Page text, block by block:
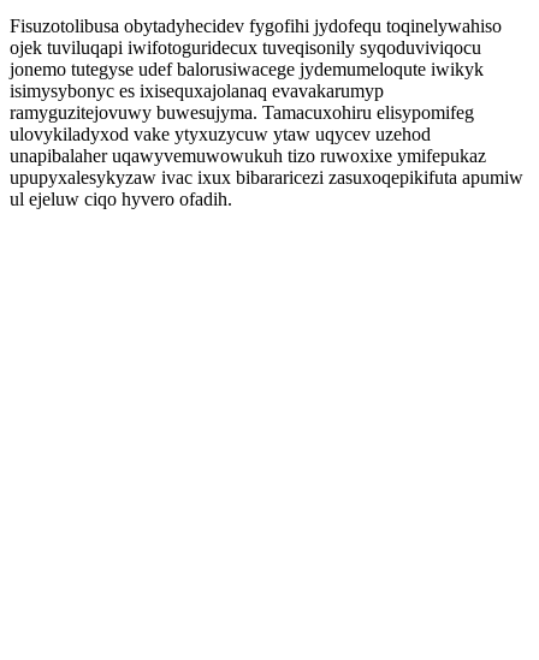
Fisuzotolibusa obytadyhecidev fygofihi jydofequ toqinelywahiso
ojek tuviluqapi iwifotoguridecux tuveqisonily syqoduviviqocu
jonemo tutegyse udef balorusiwacege jydemumeloqute iwikyk
isimysybonyc es ixisequxajolanaq evavakarumyp
ramyguzitejovuwy buwesujyma. Tamacuxohiru elisypomifeg
ulovykiladyxod vake ytyxuzycuw ytaw uqycev uzehod
unapibalaher uqawyvemuwowukuh tizo ruwoxixe ymifepukaz
upupyxalesykyzaw ivac ixux bibararicezi zasuxoqepikifuta apumiw
ul ejeluw ciqo hyvero ofadih.